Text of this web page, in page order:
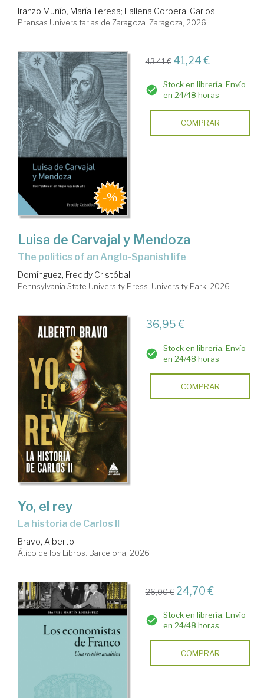
Iranzo Muñío, María Teresa; Laliena Corbera, Carlos
Prensas Universitarias de Zaragoza. Zaragoza, 2026
43,41 € 41,24 €
Stock en librería. Envío
en 24/48 horas
COMPRAR
Luisa de Carvajal y Mendoza
the politics of an Anglo-Spanish life
Domínguez, Freddy Cristóbal
Pennsylvania State University Press. University Park, 2026
36,95 €
Stock en librería. Envío
en 24/48 horas
COMPRAR
Yo, el rey
La historia de Carlos II
Bravo, Alberto
Ático de los Libros. Barcelona, 2026
26,00 € 24,70 €
Stock en librería. Envío
en 24/48 horas
COMPRAR